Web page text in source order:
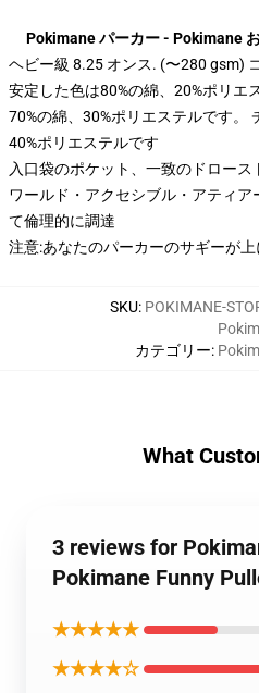
Pokimane パーカー - Pokimane
ヘビー級 8.25 オンス. (〜280 gsm)
安定した色は80%の綿、20%ポリエ
70%の綿、30%ポリエステルです。
40%ポリエステルです
入口袋のポケット、一致のドロー
ワールド・アクセシブル・アティ
て倫理的に調達
注意:あなたのパーカーのサギーが
SKU: POKIMANE-
カテゴリー:
What
3 reviews for
Pokimane Funny
★★★★★
★★★★☆